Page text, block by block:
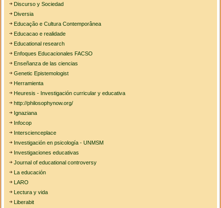
Discurso y Sociedad
Diversia
Educação e Cultura Contemporânea
Educacao e realidade
Educational research
Enfoques Educacionales FACSO
Enseñanza de las ciencias
Genetic Epistemologist
Herramienta
Heuresis - Investigación curricular y educativa
http://philosophynow.org/
Ignaziana
Infocop
Interscienceplace
Investigación en psicología - UNMSM
Investigaciones educativas
Journal of educational controversy
La educación
LARO
Lectura y vida
Liberabit